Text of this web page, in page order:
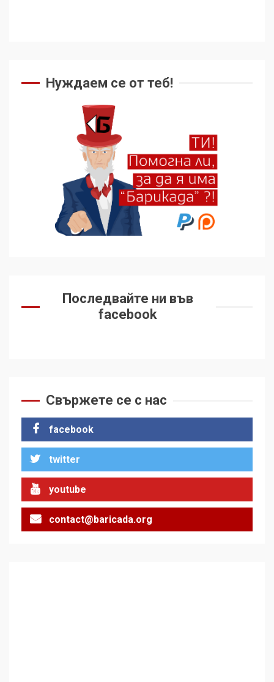
Нуждаем се от теб!
Последвайте ни във
facebook
Свържете се с нас
facebook
twitter
youtube
contact@baricada.org